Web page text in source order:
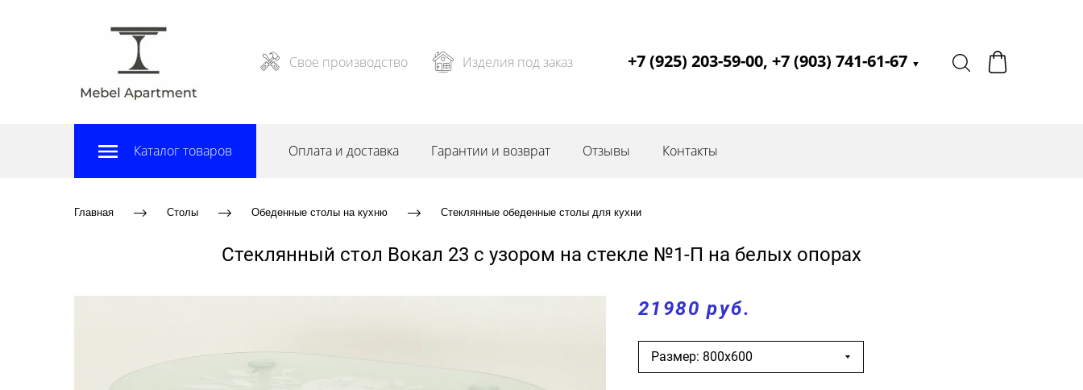
Свое производство Изделия под заказ +7 (925) 203-59-00, +7 (903) 741-61-67 ▼
Каталог товаров Оплата и доставка Гарантии и возврат Отзывы Контакты
Главная Столы Обеденные столы на кухню Стеклянные обеденные столы для кухни
Стеклянный стол Вокал 23 с узором на стекле №1-П на белых опорах
21980 руб.
Размер: 800х600